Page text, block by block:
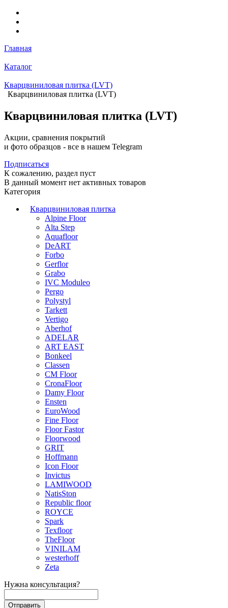
Главная
Каталог
Кварцвиниловая плитка (LVT)
Кварцвиниловая плитка (LVT)
Кварцвиниловая плитка (LVT)
Акции, сравнения покрытий
и фото образцов - все в нашем Telegram
Подписаться
К сожалению, раздел пуст
В данный момент нет активных товаров
Категория
Кварцвиниловая плитка
Alpine Floor
Alta Step
Aquafloor
DeART
Forbo
Gerflor
Grabo
IVC Moduleo
Pergo
Polystyl
Tarkett
Vertigo
Aberhof
ADELAR
ART EAST
Bonkeel
Classen
CM Floor
CronaFloor
Damy Floor
Ensten
EuroWood
Fine Floor
Floor Fastor
Floorwood
GRIT
Hoffmann
Icon Floor
Invictus
LAMIWOOD
NatisSton
Republic floor
ROYCE
Spark
Texfloor
TheFloor
VINILAM
westerhoff
Zeta
Нужна консультация?